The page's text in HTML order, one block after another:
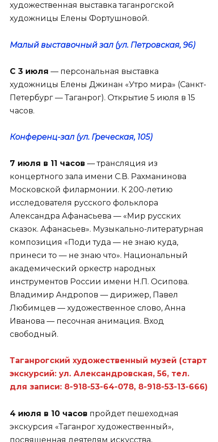
художественная выставка таганрогской
художницы Елены Фортушновой.
Малый выставочный зал (ул. Петровская, 96)
С 3 июля — персональная выставка
художницы Елены Джинан «Утро мира» (Санкт-
Петербург — Таганрог). Открытие 5 июля в 15
часов.
Конференц-зал (ул. Греческая, 105)
7 июля в 11 часов — трансляция из
концертного зала имени С.В. Рахманинова
Московской филармонии. К 200-летию
исследователя русского фольклора
Александра Афанасьева — «Мир русских
сказок. Афанасьев». Музыкально-литературная
композиция «Поди туда — не знаю куда,
принеси то — не знаю что». Национальный
академический оркестр народных
инструментов России имени Н.П. Осипова.
Владимир Андропов — дирижер, Павел
Любимцев — художественное слово, Анна
Иванова — песочная анимация. Вход
свободный.
Таганрогский художественный музей (старт
экскурсий: ул. Александровская, 56, тел.
для записи: 8-918-53-64-078, 8-918-53-13-666)
4 июля в 10 часов пройдет пешеходная
экскурсия «Таганрог художественный»,
посвященная деятелям искусства,